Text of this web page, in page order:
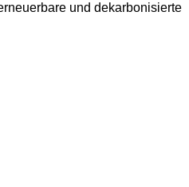
und dekarbonisierte